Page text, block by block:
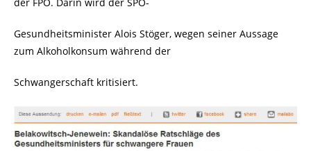
Gesundheitsminister Alois Stöger, wegen seiner Aussage
zum Alkoholkonsum während der
Schwangerschaft kritisiert.